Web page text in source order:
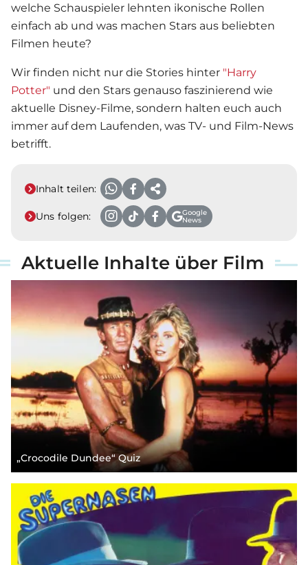
welche Schauspieler lehnten ikonische Rollen
einfach ab und was machen Stars aus beliebten
Filmen heute?
Wir finden nicht nur die Stories hinter "Harry
Potter" und den Stars genauso faszinierend wie
aktuelle Disney-Filme, sondern halten euch auch
immer auf dem Laufenden, was TV- und Film-News
betrifft.
Inhalt teilen:
Uns folgen:
Google
News
Aktuelle Inhalte über Film
„Crocodile Dundee“ Quiz